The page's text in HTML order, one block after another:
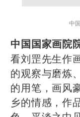
中
中国国家画院
看刘罡先生作
的观察与磨炼
的用笔，画风
乡的情感，作